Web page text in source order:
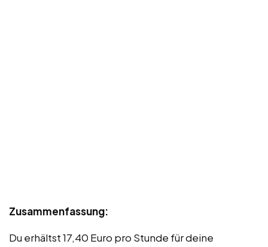
Zusammenfassung:
Du erhältst 17,40 Euro pro Stunde für deine